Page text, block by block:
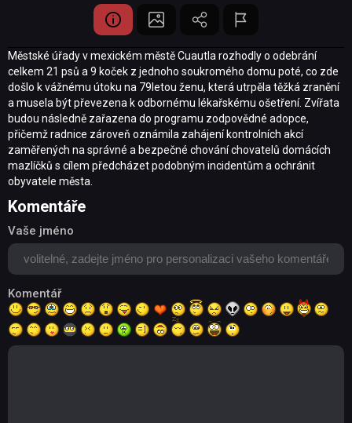
Městské úřady v mexickém městě Cuautla rozhodly o odebrání
celkem 21 psů a 9 koček z jednoho soukromého domu poté, co zde
došlo k vážnému útoku na 79letou ženu, která utrpěla těžká zranění
a musela být převezena k odbornému lékařskému ošetření. Zvířata
budou následně zařazena do programu zodpovědné adopce,
přičemž radnice zároveň oznámila zahájení kontrolních akcí
zaměřených na správné a bezpečné chování chovatelů domácích
mazlíčků s cílem předcházet podobným incidentům a ochránit
obyvatele města.
Komentáře
Vaše jméno
Komentář